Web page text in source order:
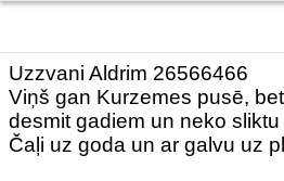
Uzzvani Aldrim 26566466
Viņš gan Kurzemes pusē,
desmit gadiem un neko
Čaļi uz goda un ar galvu uz